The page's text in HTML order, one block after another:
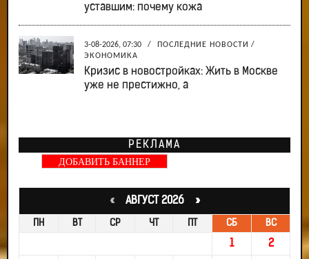
уставшим: почему кожа
3-08-2026, 07:30 / ПОСЛЕДНИЕ НОВОСТИ /
ЭКОНОМИКА
Кризис в новостройках: Жить в Москве
уже не престижно, а
РЕКЛАМА
ДОБАВИТЬ БАННЕР
«АВГУСТ 2026 »
ПН ВТ СР ЧТ ПТ СБ ВС
1 2